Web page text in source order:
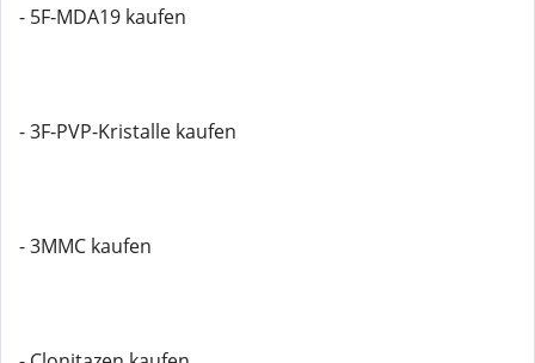
- 5F-MDA19 kaufen
- 3F-PVP-Kristalle kaufen
- 3MMC kaufen